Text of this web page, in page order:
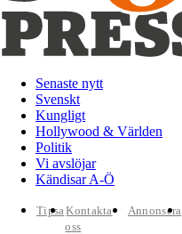
Senaste nytt
Svenskt
Kungligt
Hollywood & Världen
Politik
Vi avslöjar
Kändisar A-Ö
TipsaKontakta
oss
Annonsera